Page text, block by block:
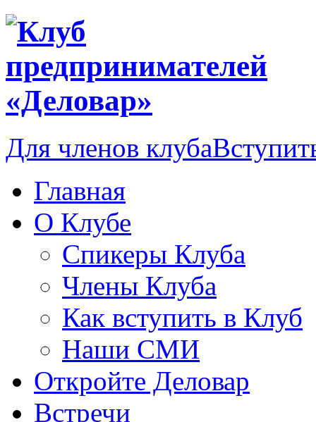
Для членов клуба
Главная
О Клубе
Спикеры Клуба
Члены Клуба
Как вступить в Клуб
Наши СМИ
Откройте Деловар
Встречи